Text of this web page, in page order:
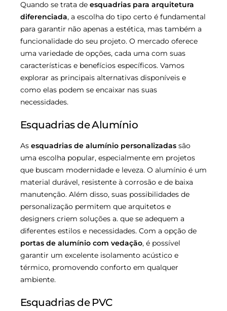
Quando se trata de esquadrias para arquitetura
diferenciada, a escolha do tipo certo é fundamental
para garantir não apenas a estética, mas também a
funcionalidade do seu projeto. O mercado oferece
uma variedade de opções, cada uma com suas
características e benefícios específicos. Vamos
explorar as principais alternativas disponíveis e
como elas podem se encaixar nas suas
necessidades.
Esquadrias de Alumínio
As esquadrias de alumínio personalizadas são
uma escolha popular, especialmente em projetos
que buscam modernidade e leveza. O alumínio é um
material durável, resistente à corrosão e de baixa
manutenção. Além disso, suas possibilidades de
personalização permitem que arquitetos e
designers criem soluções a. que se adequem a
diferentes estilos e necessidades. Com a opção de
portas de alumínio com vedação, é possível
garantir um excelente isolamento acústico e
térmico, promovendo conforto em qualquer
ambiente.
Esquadrias de PVC